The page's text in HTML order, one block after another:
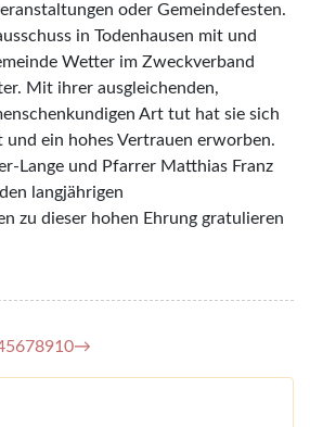
oder Gemeindefesten.
in Todenhausen mit und
Wetter im Zweckverband
Mit ihrer ausgleichenden,
Art tut hat sie sich
und ein hohes Vertrauen erworben.
Lange und Pfarrer Matthias Franz
langjährigen
zu dieser hohen Ehrung gratulieren
5678910→